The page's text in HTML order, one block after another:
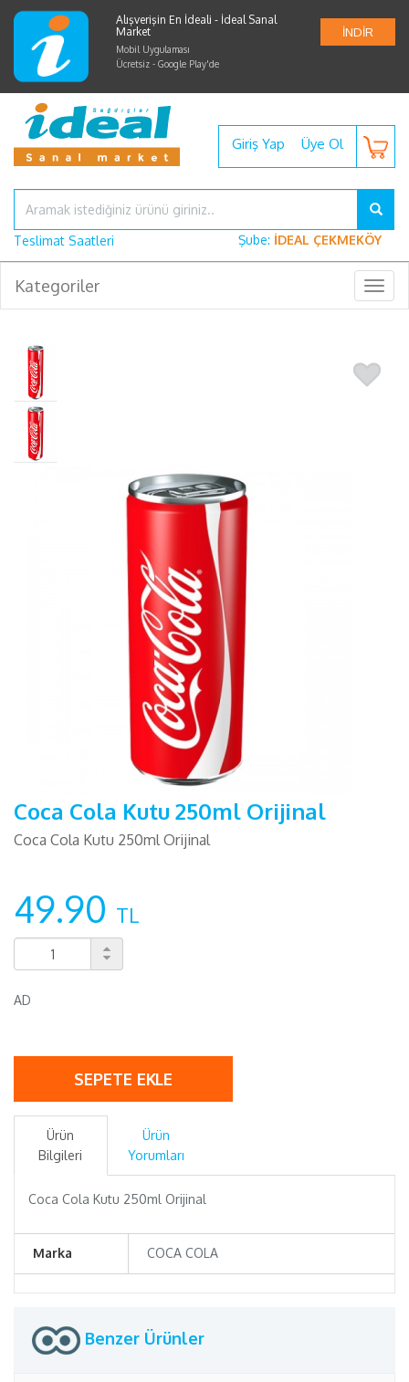
Alışverişin En İdeali - İdeal Sanal
Market
Mobil Uygulaması
Ücretsiz - Google Play'de
İNDİR
Giriş Yap Üye Ol
Teslimat Saatleri Şube: İDEAL ÇEKMEKÖY
Kategoriler
Coca Cola Kutu 250ml Orijinal
Coca Cola Kutu 250ml Orijinal
49.90 TL
AD
SEPETE EKLE
Ürün
Bilgileri
Ürün
Yorumları
Coca Cola Kutu 250ml Orijinal
Marka COCA COLA
Benzer Ürünler